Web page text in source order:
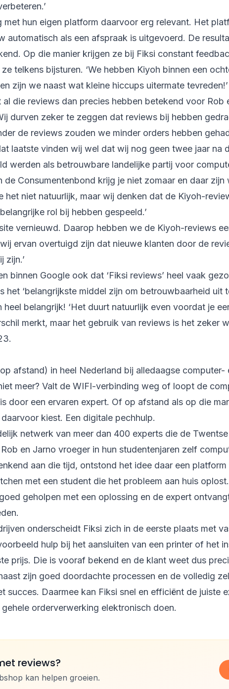
met hun eigen platform daarvoor erg relevant. Het
automatisch als een afspraak is uitgevoerd. De
Op die manier krijgen ze bij Fiksi constant
telkens bijsturen. ‘We hebben Kiyoh binnen een
zijn we naast wat kleine hiccups uitermate tevreden!’
die reviews dan precies hebben betekend voor Rob
durven zeker te zeggen dat reviews bij hebben
de reviews zouden we minder orders hebben
laatste vinden wij wel dat wij nog geen twee jaar na
werden als betrouwbare landelijke partij voor
de Consumentenbond krijg je niet zomaar en daar
het niet natuurlijk, maar wij denken dat de Kiyoh-
rol bij hebben gespeeld.’
vernieuwd. Daarop hebben we de Kiyoh-reviews
ervan overtuigd zijn dat nieuwe klanten door de
zijn.’
binnen Google ook dat ‘Fiksi reviews’ heel vaak
‘belangrijkste middel zijn om betrouwbaarheid uit
heel belangrijk! ‘Het duurt natuurlijk even voordat je
merkt, maar het gebruik van reviews is het zeker
afstand) in heel Nederland bij alledaagse computer-
meer? Valt de WIFI-verbinding weg of loopt de
door een ervaren expert. Of op afstand als op die
kiest. Een digitale pechhulp.
netwerk van meer dan 400 experts die de
en Jarno vroeger in hun studentenjaren zelf
aan die tijd, ontstond het idee daar een
met een student die het probleem aan huis
geholpen met een oplossing en de expert
onderscheidt Fiksi zich in de eerste plaats met
hulp bij het aansluiten van een printer of het
prijs. Die is vooraf bekend en de klant weet dus
zijn goed doordachte processen en de volledig
succes. Daarmee kan Fiksi snel en efficiënt de juiste
orderverwerking elektronisch doen.
reviews?
kan helpen groeien.